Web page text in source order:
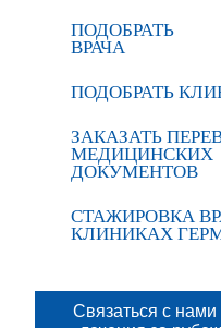
ПОДОБРАТЬ
ВРАЧА
ПОДОБРАТЬ
ЗАКАЗАТЬ
МЕДИЦИНСКИХ
ДОКУМЕНТОВ
СТАЖИРОВКА
КЛИНИКАХ
Связаться с нами